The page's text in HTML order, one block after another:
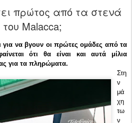
πρώτος από τα στενά
του Malacca;
για να βγουν οι πρώτες ομάδες από τα
ότι θα είναι και αυτά μίλια
για τα πληρώματα.
Στη
ν
μά
χη
τω
ν